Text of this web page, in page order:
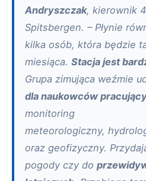
Andryszczak, kierownik
Spitsbergen. – Płynie
kilka osób, która będzie
miesiąca. Stacja jest
Grupa zimująca weźmie
dla naukowców
monitoring
meteorologiczny,
oraz geofizyczny.
pogody czy do